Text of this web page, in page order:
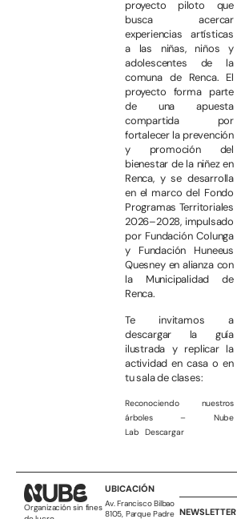
proyecto piloto que
busca acercar
experiencias artísticas
a las niñas, niños y
adolescentes de la
comuna de Renca. El
proyecto forma parte
de una apuesta
compartida por
fortalecer la prevención
y promoción del
bienestar de la niñez en
Renca, y se desarrolla
en el marco del Fondo
Programas Territoriales
2026–2028, impulsado
por Fundación Colunga
y Fundación Huneeus
Quesney en alianza con
la Municipalidad de
Renca.
Te invitamos a
descargar la guía
ilustrada y replicar la
actividad en casa o en
tu sala de clases:
Reconociendo nuestros
árboles – Nube
Lab
Descargar
Organización sin fines
UBICACIÓN
Av. Francisco Bilbao
8105, Parque Padre NEWSLETTER